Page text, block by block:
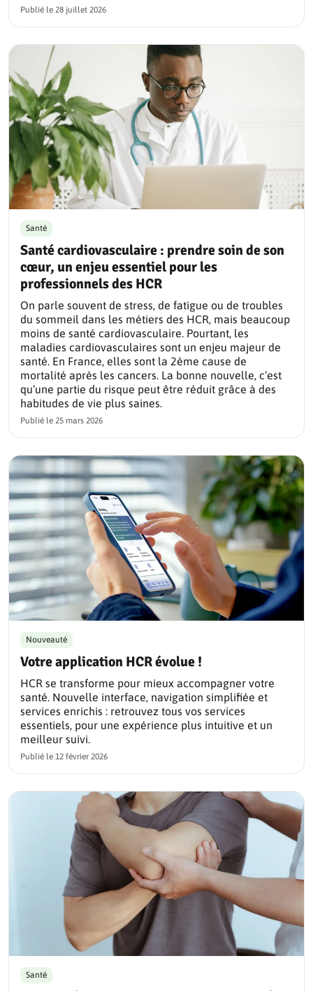
Publié le 28 juillet 2026
Santé cardiovasculaire : prendre soin de son
cœur, un enjeu essentiel pour les
professionnels des HCR
Santé
On parle souvent de stress, de fatigue ou de troubles
du sommeil dans les métiers des HCR, mais beaucoup
moins de santé cardiovasculaire. Pourtant, les
maladies cardiovasculaires sont un enjeu majeur de
santé. En France, elles sont la 2ème cause de
mortalité après les cancers. La bonne nouvelle, c’est
qu’une partie du risque peut être réduit grâce à des
habitudes de vie plus saines.
Publié le 25 mars 2026
Votre application HCR évolue !
Nouveauté
HCR se transforme pour mieux accompagner votre
santé. Nouvelle interface, navigation simplifiée et
services enrichis : retrouvez tous vos services
essentiels, pour une expérience plus intuitive et un
meilleur suivi.
Publié le 12 février 2026
Santé